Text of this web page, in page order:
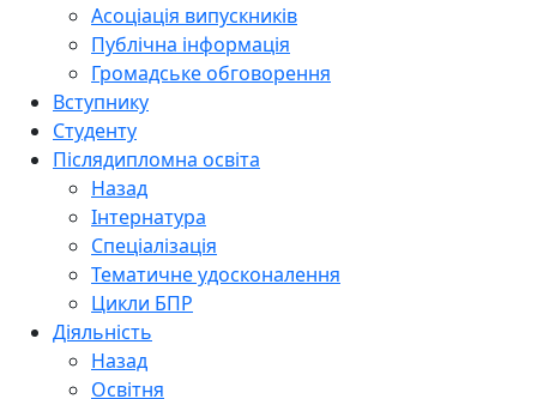
Асоціація випускників
Публічна інформація
Громадське обговорення
Вступнику
Студенту
Післядипломна освіта
Назад
Інтернатура
Спеціалізація
Тематичне удосконалення
Цикли БПР
Діяльність
Назад
Освітня